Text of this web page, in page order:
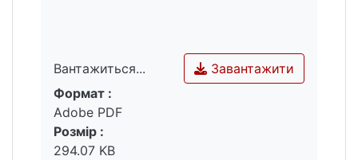
Вантажиться...
Вантажиться...
Завантажити
Формат :
Adobe PDF
Розмір :
294.07 KB